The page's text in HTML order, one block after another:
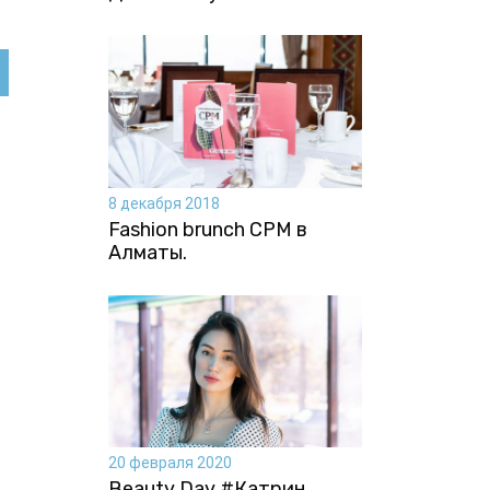
8 декабря 2018
Fashion brunch CPM в
Алматы.
20 февраля 2020